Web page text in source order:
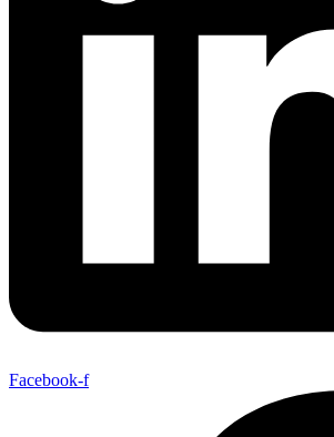
Facebook-f